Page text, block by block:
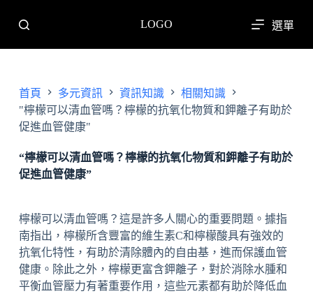
至
主
容
LOGO 選單
首頁 多元資訊 資訊知識
相關知識
"檸檬可以清血管嗎？檸檬的抗氧化物質和鉀離子有助於
促進血管健康"
“檸檬可以清血管嗎？檸檬的抗氧化物質和鉀離子有助於
促進血管健康”
檸檬可以清血管嗎？這是許多人關心的重要問題。據指
南指出，檸檬所含豐富的維生素C和檸檬酸具有強效的
抗氧化特性，有助於清除體內的自由基，進而保護血管
健康。除此之外，檸檬更富含鉀離子，對於消除水腫和
平衡血管壓力有著重要作用，這些元素都有助於降低血